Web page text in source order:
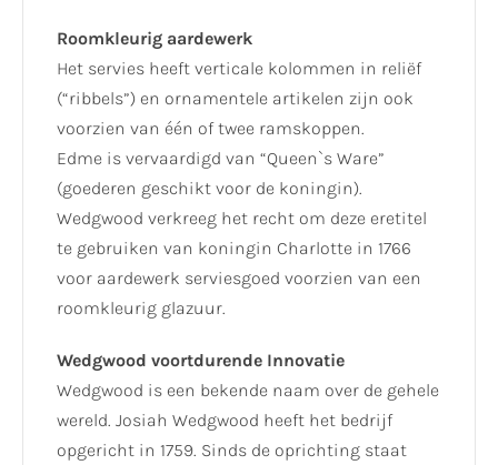
Roomkleurig aardewerk
Het servies heeft verticale kolommen in reliëf
(“ribbels”) en ornamentele artikelen zijn ook
voorzien van één of twee ramskoppen.
Edme is vervaardigd van “Queen`s Ware”
(goederen geschikt voor de koningin).
Wedgwood verkreeg het recht om deze eretitel
te gebruiken van koningin Charlotte in 1766
voor aardewerk serviesgoed voorzien van een
roomkleurig glazuur.
Wedgwood voortdurende Innovatie
Wedgwood is een bekende naam over de gehele
wereld. Josiah Wedgwood heeft het bedrijf
opgericht in 1759. Sinds de oprichting staat